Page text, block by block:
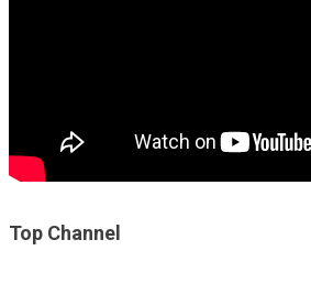
Top Channel